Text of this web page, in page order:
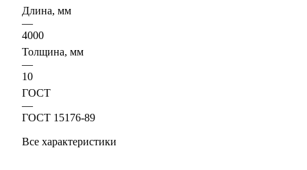
Длина, мм
—
4000
Толщина, мм
—
10
ГОСТ
—
ГОСТ 15176-89
Все характеристики